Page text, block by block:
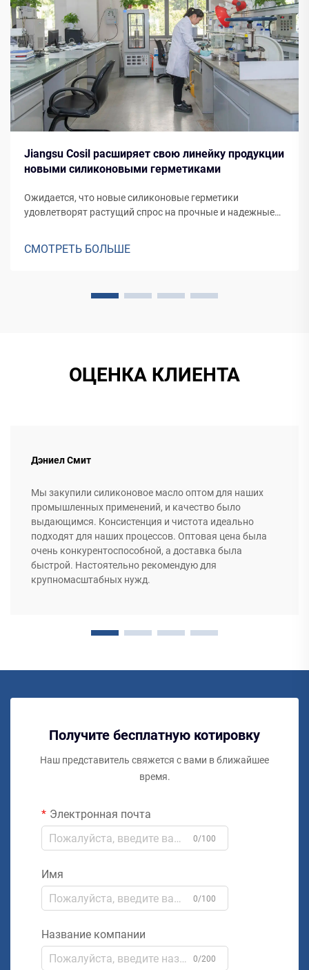
Jiangsu Cosil расширяет свою линейку продукции
новыми силиконовыми герметиками
Ожидается, что новые силиконовые герметики
удовлетворят растущий спрос на прочные и надежные
СМОТРЕТЬ БОЛЬШЕ
ОЦЕНКА КЛИЕНТА
Дэниел Смит
Мы закупили силиконовое масло оптом для наших
промышленных применений, и качество было
выдающимся. Консистенция и чистота идеально
подходят для наших процессов. Оптовая цена была
очень конкурентоспособной, а доставка была
быстрой. Настоятельно рекомендую для
крупномасштабных нужд.
Получите бесплатную котировку
Наш представитель свяжется с вами в ближайшее
время.
Электронная почта
0/100
Имя
0/100
Название компании
0/200